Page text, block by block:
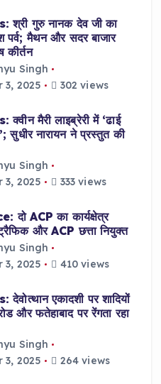
श्री गुरु नानक देव जी का
पर्व; मैथन और सदर बाजार
कीर्तन
Singh
2025
302 views
मैरी लाइब्रेरी में ‘ढाई
सुधीर नारायन ने प्रस्तुत की
Singh
2025
333 views
ACP का कार्यक्षेत्र
और ACP छत्ता नियुक्त
Singh
2025
410 views
एकादशी पर शादियों
और फतेहाबाद पर रेंगता रहा
Singh
2025
264 views